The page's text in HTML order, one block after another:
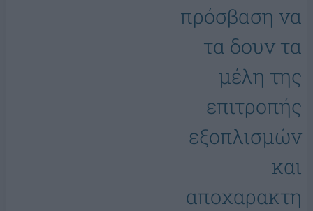
πρόσβαση να
τα δουν τα
μέλη της
επιτροπής
εξοπλισμών
και
αποχαρακτη